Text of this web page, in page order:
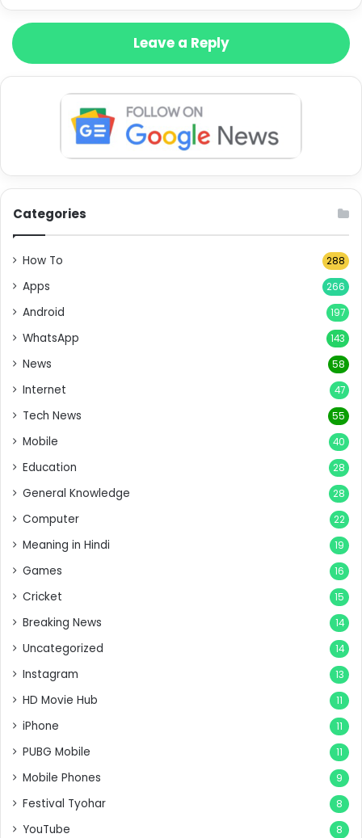
Leave a Reply
Categories
How To 288
Apps 266
Android 197
WhatsApp 143
News 58
Internet 47
Tech News 55
Mobile 40
Education 28
General Knowledge 28
Computer 22
Meaning in Hindi 19
Games 16
Cricket 15
Breaking News 14
Uncategorized 14
Instagram 13
HD Movie Hub 11
iPhone 11
PUBG Mobile 11
Mobile Phones 9
Festival Tyohar 8
YouTube 8